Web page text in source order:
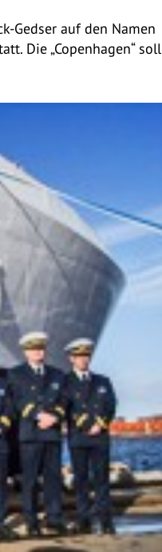
Gedser auf den Namen
Die „Copenhagen“ soll